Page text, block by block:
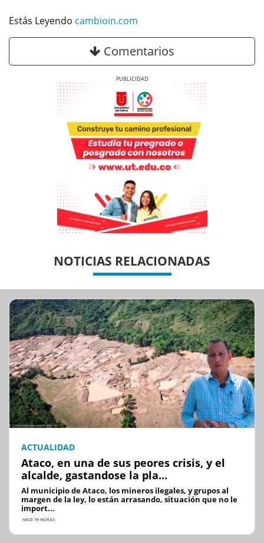
Estás Leyendo cambioin.com
Comentarios
NOTICIAS RELACIONADAS
ACTUALIDAD
Ataco, en una de sus peores crisis, y el
alcalde, gastandose la pla...
Al municipio de Ataco, los mineros ilegales, y grupos al
margen de la ley, lo están arrasando, situación que no le
import...
HACE 19 HORAS